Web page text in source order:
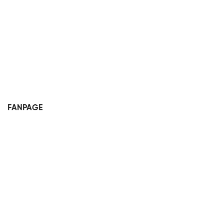
FANPAGE